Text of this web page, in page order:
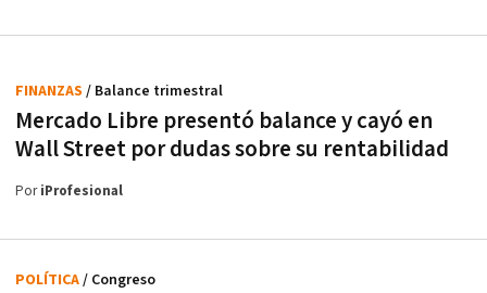
Mercado Libre presentó balance y cayó en
Wall Street por dudas sobre su rentabilidad
FINANZAS / Balance trimestral
PoriProfesional
POLÍTICA/ Congreso